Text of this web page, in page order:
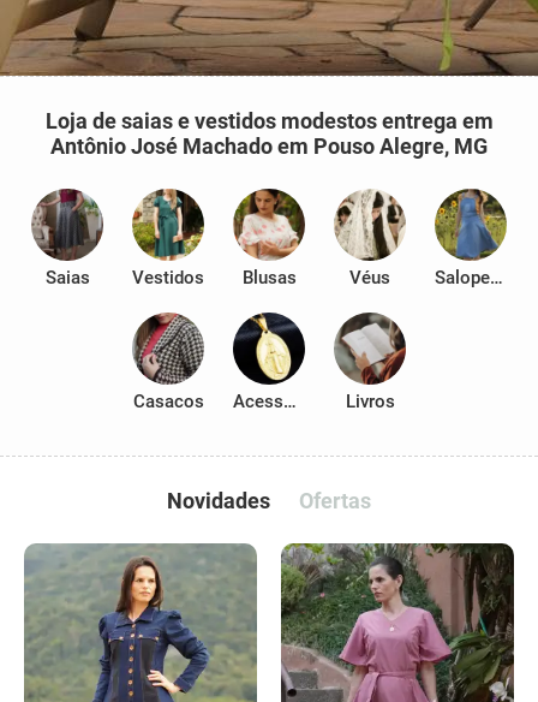
Loja de saias e vestidos modestos entrega em
Antônio José Machado em Pouso Alegre, MG
Saias Vestidos Blusas Véus Salopetes
Casacos Acessórios Livros
Novidades Ofertas